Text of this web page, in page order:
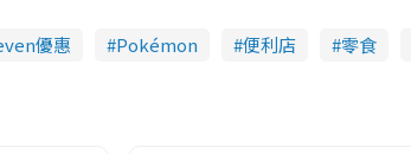
優惠 Pokémon 便利店 零食